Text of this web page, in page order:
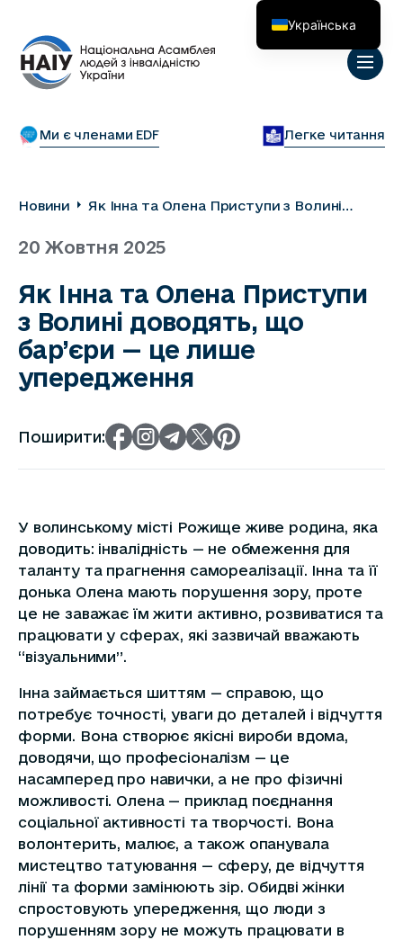
Ми є членами EDF Легке читання
Новини
Як Інна та Олена Приступи з Волині
упередження
20 Жовтня 2025
Як Інна та Олена Приступи
з Волині доводять, що
бар’єри — це лише
упередження
Поширити:
У волинському місті Рожище живе родина, яка
доводить: інвалідність — не обмеження для
таланту та прагнення самореалізації. Інна та її
донька Олена мають порушення зору, проте
це не заважає їм жити активно, розвиватися та
працювати у сферах, які зазвичай вважають
“візуальними”.
Інна займається шиттям — справою, що
потребує точності, уваги до деталей і відчуття
форми. Вона створює якісні вироби вдома,
доводячи, що професіоналізм — це
насамперед про навички, а не про фізичні
можливості. Олена — приклад поєднання
соціальної активності та творчості. Вона
волонтерить, малює, а також опанувала
мистецтво татуювання — сферу, де відчуття
лінії та форми замінюють зір. Обидві жінки
спростовують упередження, що люди з
порушенням зору не можуть працювати в
Українська
English